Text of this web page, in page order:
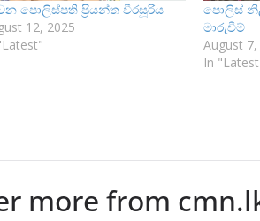
පොලිස්පති ප්‍රියන්ත වීරසූරිය
12, 2025
පොලිස්
මාරුවීම්
August 7,
In
more from